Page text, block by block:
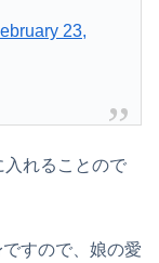
23,
れることので
すので、娘の愛